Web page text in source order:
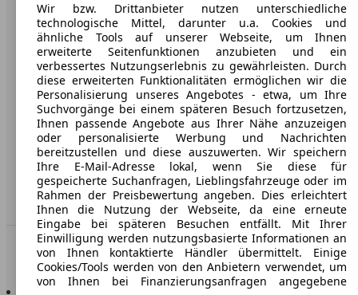
Karriere
Werbung
AGB
Datenschutz
Impressum
Erklärung zur Barrierefreiheit
Service
Händler
In Verbindung bleiben
AutoScout24 für iOS
Wir bzw. Drittanbieter nutzen unterschiedliche
technologische Mittel, darunter u.a. Cookies und
ähnliche Tools auf unserer Webseite, um Ihnen
erweiterte Seitenfunktionen anzubieten und ein
verbessertes Nutzungserlebnis zu gewährleisten. Durch
diese erweiterten Funktionalitäten ermöglichen wir die
Personalisierung unseres Angebotes - etwa, um Ihre
Suchvorgänge bei einem späteren Besuch fortzusetzen,
Ihnen passende Angebote aus Ihrer Nähe anzuzeigen
oder personalisierte Werbung und Nachrichten
bereitzustellen und diese auszuwerten. Wir speichern
Ihre E-Mail-Adresse lokal, wenn Sie diese für
gespeicherte Suchanfragen, Lieblingsfahrzeuge oder im
Rahmen der Preisbewertung angeben. Dies erleichtert
Ihnen die Nutzung der Webseite, da eine erneute
Eingabe bei späteren Besuchen entfällt. Mit Ihrer
Einwilligung werden nutzungsbasierte Informationen an
von Ihnen kontaktierte Händler übermittelt. Einige
Cookies/Tools werden von den Anbietern verwendet, um
von Ihnen bei Finanzierungsanfragen angegebene